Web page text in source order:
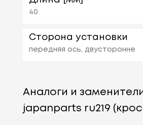
40
Сторона установки
передняя ось, двусторонне
Аналоги и
japanparts ru219